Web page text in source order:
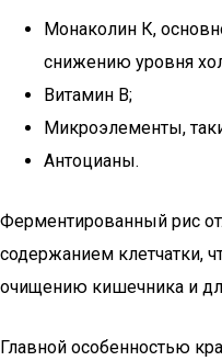
Монаколин К,
снижению уровня
Витамин В;
Микроэлементы,
Антоцианы.
Ферментированный рис
содержанием клетчатки,
очищению кишечника и
Главной особенностью